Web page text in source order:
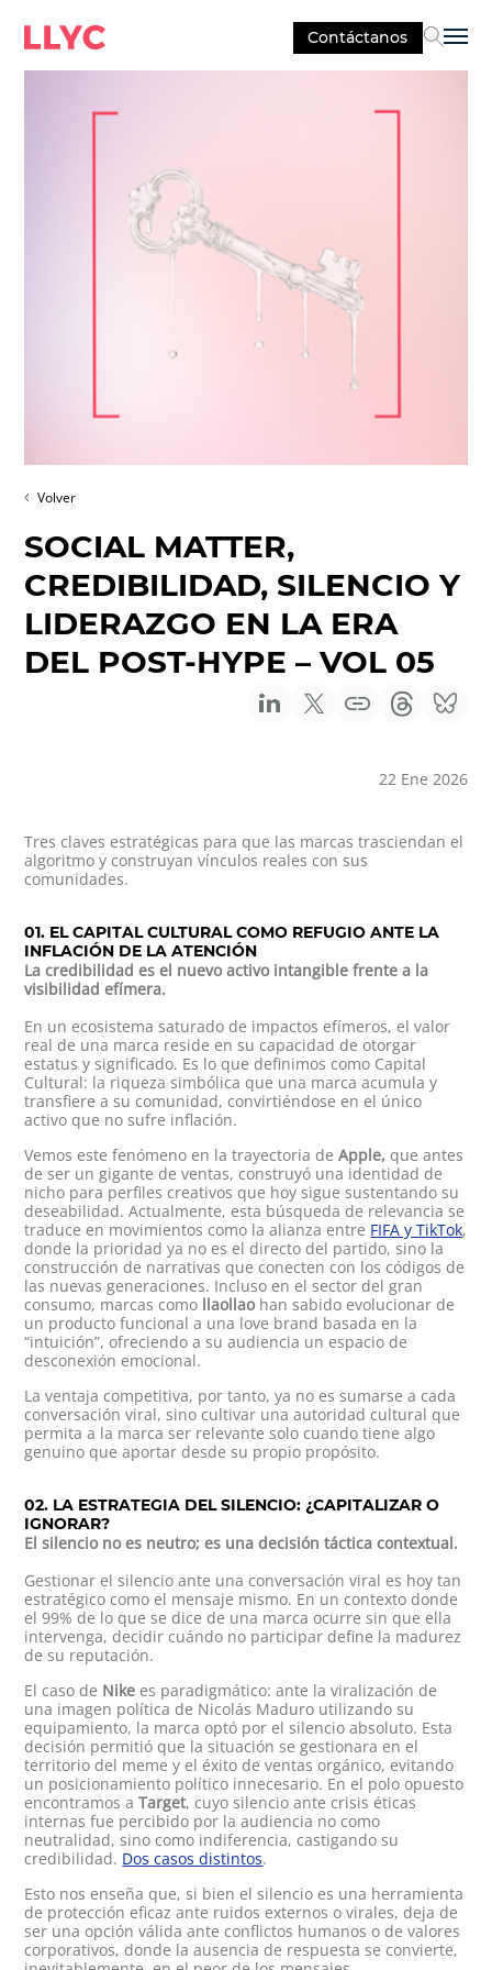
Contáctanos
Volver
SOCIAL MATTER,
CREDIBILIDAD, SILENCIO Y
LIDERAZGO EN LA ERA
DEL POST-HYPE – VOL 05
22 Ene 2026
Tres claves estratégicas para que las marcas trasciendan el
algoritmo y construyan vínculos reales con sus
comunidades.
01. EL CAPITAL CULTURAL COMO REFUGIO ANTE LA
INFLACIÓN DE LA ATENCIÓN
La credibilidad es el nuevo activo intangible frente a la
visibilidad efímera.
En un ecosistema saturado de impactos efímeros, el valor
real de una marca reside en su capacidad de otorgar
estatus y significado. Es lo que definimos como Capital
Cultural: la riqueza simbólica que una marca acumula y
transfiere a su comunidad, convirtiéndose en el único
activo que no sufre inflación.
Vemos este fenómeno en la trayectoria deApple, que antes
de ser un gigante de ventas, construyó una identidad de
nicho para perfiles creativos que hoy sigue sustentando su
deseabilidad. Actualmente, esta búsqueda de relevancia se
traduce en movimientos como la alianza entre FIFA y TikTok,
donde la prioridad ya no es el directo del partido, sino la
construcción de narrativas que conecten con los códigos de
las nuevas generaciones. Incluso en el sector del gran
consumo, marcas como llaollaohan sabido evolucionar de
un producto funcional a una love brand basada en la
“intuición”, ofreciendo a su audiencia un espacio de
desconexión emocional.
La ventaja competitiva, por tanto, ya no es sumarse a cada
conversación viral, sino cultivar una autoridad cultural que
permita a la marca ser relevante solo cuando tiene algo
genuino que aportar desde su propio propósito.
02. LA ESTRATEGIA DEL SILENCIO: ¿CAPITALIZAR O
IGNORAR?
El silencio no es neutro; es una decisión táctica contextual.
Gestionar el silencio ante una conversación viral es hoy tan
estratégico como el mensaje mismo. En un contexto donde
el 99% de lo que se dice de una marca ocurre sin que ella
intervenga, decidir cuándo no participar define la madurez
de su reputación.
El caso de Nike es paradigmático: ante la viralización de
una imagen política de Nicolás Maduro utilizando su
equipamiento, la marca optó por el silencio absoluto. Esta
decisión permitió que la situación se gestionara en el
territorio del meme y el éxito de ventas orgánico, evitando
un posicionamiento político innecesario. En el polo opuesto
encontramos aTarget, cuyo silencio ante crisis éticas
internas fue percibido por la audiencia no como
neutralidad, sino como indiferencia, castigando su
credibilidad. Dos casos distintos.
Esto nos enseña que, si bien el silencio es una herramienta
de protección eficaz ante ruidos externos o virales, deja de
ser una opción válida ante conflictos humanos o de valores
corporativos, donde la ausencia de respuesta se convierte,